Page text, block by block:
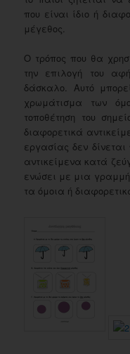
που είναι ίδιο ή
μέγεθος.
Ο τρόπος που θα
την επιλογή του
δάσκαλο. Αυτό
χρωμάτισμα των
τοποθέτηση του
διαφορετικά
εργασίας δεν
αντικείμενα κατά
ενώσει με μια
τα όμοια ή